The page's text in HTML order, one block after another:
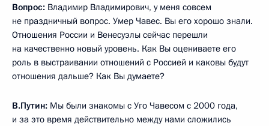
Вопрос: Владимир Владимирович, у меня совсем
не праздничный вопрос. Умер Чавес. Вы его хорошо знали.
Отношения России и Венесуэлы сейчас перешли
на качественно новый уровень. Как Вы оцениваете его
роль в выстраивании отношений с Россией и каковы будут
отношения дальше? Как Вы думаете?
В.Путин: Мы были знакомы с Уго Чавесом с 2000 года,
и за это время действительно между нами сложились